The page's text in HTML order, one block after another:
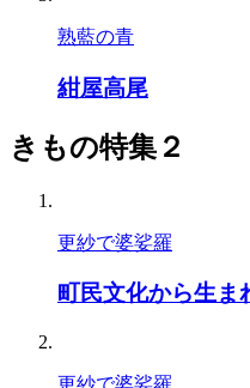
熟藍の青
紺屋高尾
きもの特集２
更紗で婆娑羅
町民文化から生ま
更紗で婆娑羅